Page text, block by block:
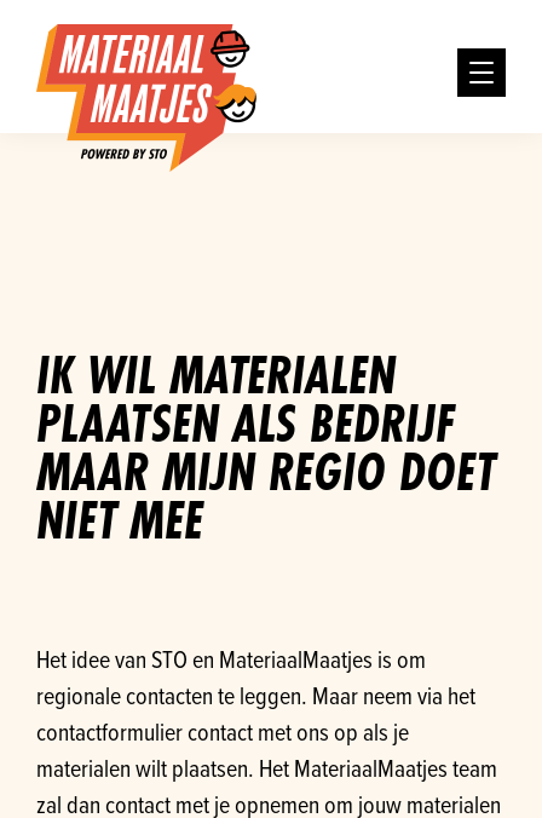
IK WIL MATERIALEN
PLAATSEN ALS BEDRIJF
MAAR MIJN REGIO DOET
NIET MEE
Het idee van STO en MateriaalMaatjes is om
regionale contacten te leggen. Maar neem via het
contactformulier contact met ons op als je
materialen wilt plaatsen. Het MateriaalMaatjes team
zal dan contact met je opnemen om jouw materialen